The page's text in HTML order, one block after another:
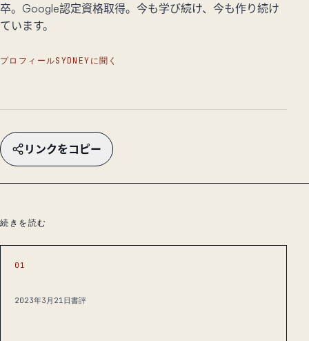
卒。Google認定資格取得。今も学び続け、今も作り続け
ています。
プロフィールSYDNEYに聞く
リンクをコピー
続きを読む
01
2023年3月21日書評